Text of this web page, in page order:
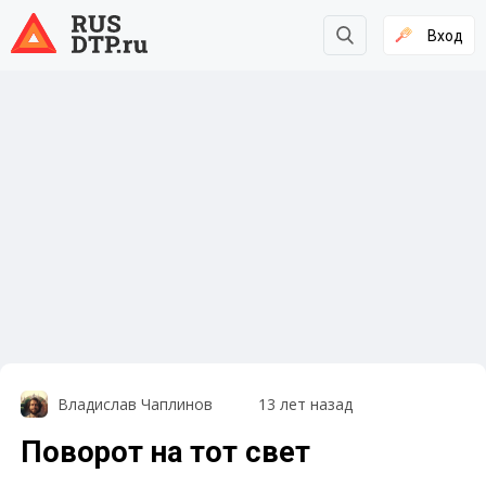
Вход
Владислав Чаплинов 13 лет назад
Поворот на тот свет